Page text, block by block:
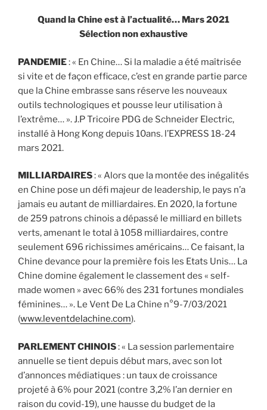
Quand la Chine est à l’actualité… Mars 2021
Sélection non exhaustive
PANDEMIE: « En Chine… Si la maladie a été maîtrisée
si vite et de façon efficace, c’est en grande partie parce
que la Chine embrasse sans réserve les nouveaux
outils technologiques et pousse leur utilisation à
l’extrême… ». J.P Tricoire PDG de Schneider Electric,
installé à Hong Kong depuis 10ans. l’EXPRESS 18-24
mars 2021.
MILLIARDAIRES: « Alors que la montée des inégalités
en Chine pose un défi majeur de leadership, le pays n’a
jamais eu autant de milliardaires. En 2020, la fortune
de 259 patrons chinois a dépassé le milliard en billets
verts, amenant le total à 1058 milliardaires, contre
seulement 696 richissimes américains… Ce faisant, la
Chine devance pour la première fois les Etats Unis… La
Chine domine également le classement des « self-
made women » avec 66% des 231 fortunes mondiales
féminines… ». Le Vent De La Chine n°9-7/03/2021
(www.leventdelachine.com).
PARLEMENT CHINOIS: « La session parlementaire
annuelle se tient depuis début mars, avec son lot
d’annonces médiatiques : un taux de croissance
projeté à 6% pour 2021 (contre 3,2% l’an dernier en
raison du covid-19), une hausse du budget de la